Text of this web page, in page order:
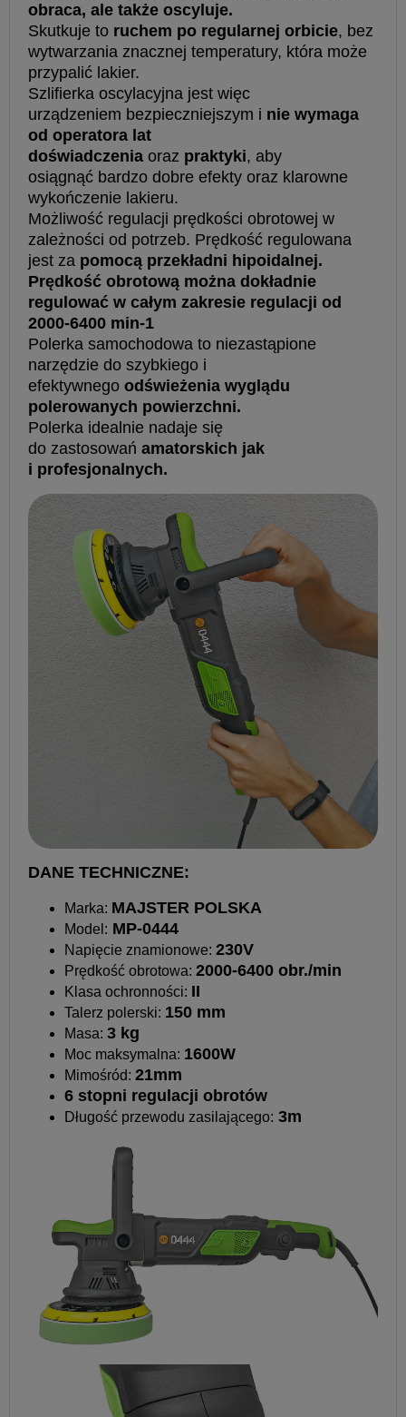
obraca, ale także oscyluje.
Skutkuje to ruchem po regularnej orbicie, bez
wytwarzania znacznej temperatury, która może
przypalić lakier.
Szlifierka oscylacyjna jest więc
urządzeniem bezpieczniejszym i nie wymaga
od operatora lat
doświadczenia oraz praktyki, aby
osiągnąć bardzo dobre efekty oraz klarowne
wykończenie lakieru.
Możliwość regulacji prędkości obrotowej w
zależności od potrzeb. Prędkość regulowana
jest za pomocą przekładni hipoidalnej.
Prędkość obrotową można dokładnie
regulować w całym zakresie regulacji od
2000-6400 min-1
Polerka samochodowa to niezastąpione
narzędzie do szybkiego i
efektywnego odświeżenia wyglądu
polerowanych powierzchni.
Polerka idealnie nadaje się
do zastosowań amatorskich jak
i profesjonalnych.
DANE TECHNICZNE:
Marka: MAJSTER POLSKA
Model: MP-0444
Napięcie znamionowe: 230V
Prędkość obrotowa: 2000-6400 obr./min
Klasa ochronności: II
Talerz polerski: 150 mm
Masa: 3 kg
Moc maksymalna: 1600W
Mimośród: 21mm
6 stopni regulacji obrotów
Długość przewodu zasilającego: 3m